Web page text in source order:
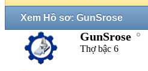
Xem Hồ sơ: GunSrose
GunSrose
Thợ bậc 6